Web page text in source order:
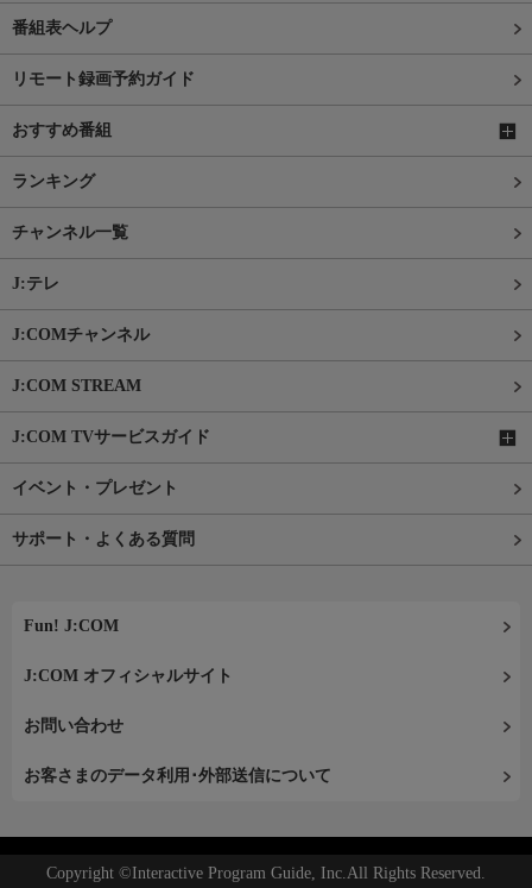
番組表ヘルプ
リモート録画予約ガイド
おすすめ番組
ランキング
チャンネル一覧
J:テレ
J:COMチャンネル
J:COM STREAM
J:COM TVサービスガイド
イベント・プレゼント
サポート・よくある質問
Fun! J:COM
J:COM オフィシャルサイト
お問い合わせ
お客さまのデータ利用･外部送信について
Copyright ©Interactive Program Guide, Inc.All Rights Reserved.